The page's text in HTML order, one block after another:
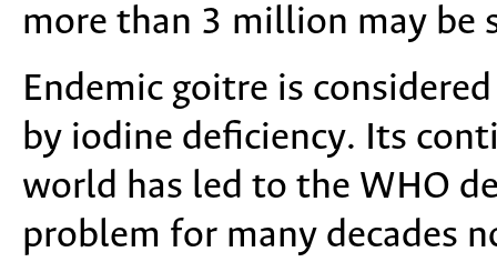
more than 3 million may be
Endemic goitre is
by iodine deficiency. Its
world has led to the WHO
problem for many decades